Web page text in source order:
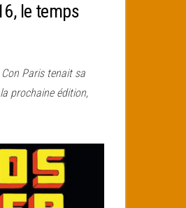
le temps
Paris tenait sa
prochaine édition,